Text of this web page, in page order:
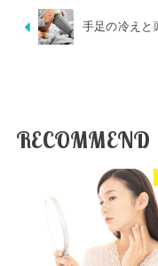
手足の冷えと
RECOMMEND